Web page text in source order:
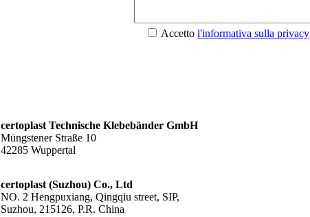
Accetto l'informativa sulla privacy
certoplast Technische Klebebänder GmbH
Müngstener Straße 10
42285 Wuppertal
certoplast (Suzhou) Co., Ltd
NO. 2 Hengpuxiang, Qingqiu street, SIP,
Suzhou, 215126, P.R. China